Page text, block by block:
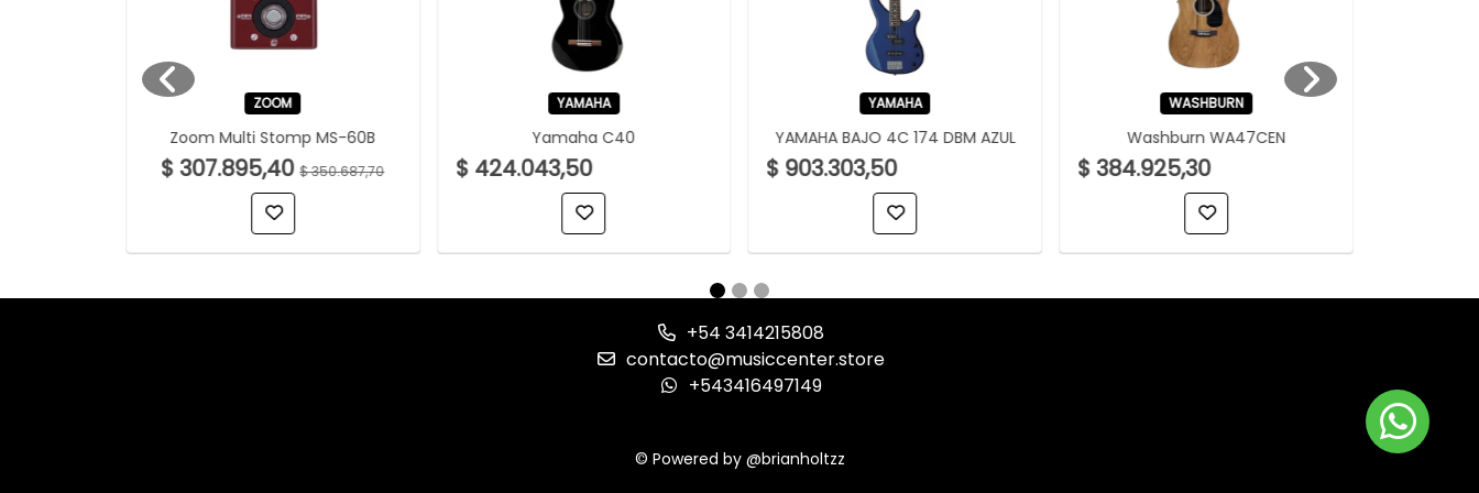
ZOOM
Zoom Multi Stomp MS-60B
$ 307.895,40$ 350.687,70
YAMAHA
Yamaha C40
$ 424.043,50
YAMAHA
YAMAHA BAJO 4C 174 DBM AZUL
$ 903.303,50
WASHBURN
Washburn WA47CEN
$ 384.925,30
+54 3414215808
contacto@musiccenter.store
+543416497149
© Powered by @brianholtzz